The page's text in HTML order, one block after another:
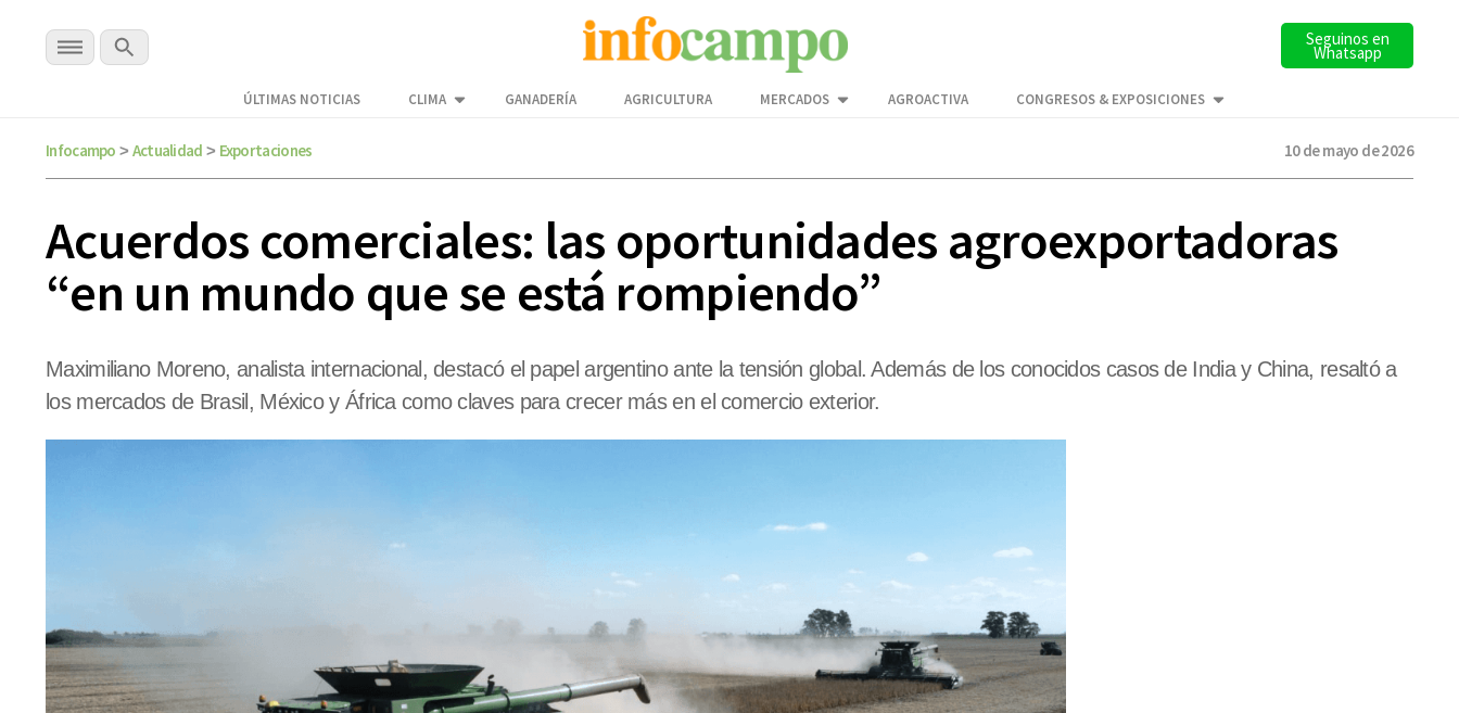
Seguinos en
Whatsapp
ÚLTIMAS NOTICIAS CLIMA GANADERÍA AGRICULTURA MERCADOS AGROACTIVA CONGRESOS & EXPOSICIONES
Infocampo > Actualidad > Exportaciones 10 de mayo de 2026
Acuerdos comerciales: las oportunidades agroexportadoras
“en un mundo que se está rompiendo”
Maximiliano Moreno, analista internacional, destacó el papel argentino ante la tensión global. Además de los conocidos casos de India y China, resaltó a
los mercados de Brasil, México y África como claves para crecer más en el comercio exterior.